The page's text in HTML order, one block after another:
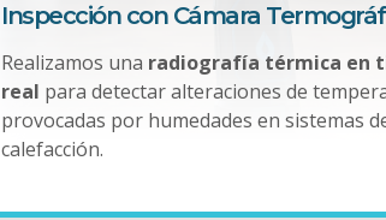
Inspección con Cámara
Realizamos una radiografía térmica en
real para detectar alteraciones de
provocadas por humedades en sistemas
calefacción.